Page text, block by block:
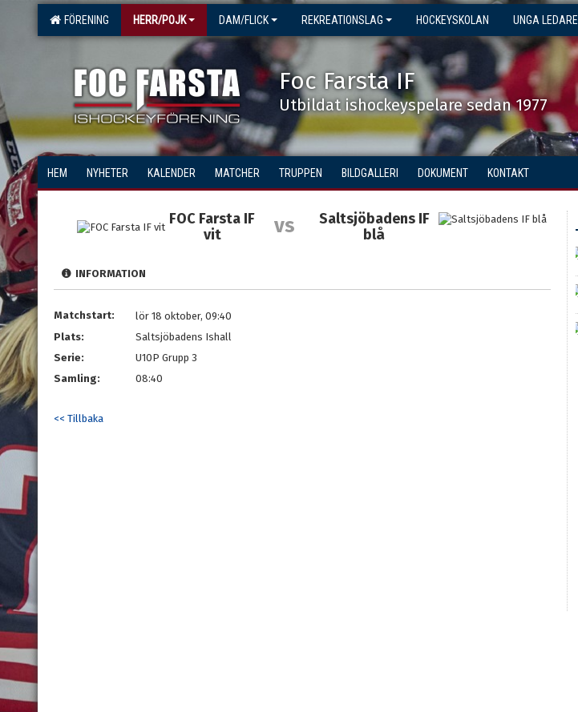
FÖRENING HERR/POJK DAM/FLICK REKREATIONSLAG HOCKEYSKOLAN UNGA LEDARE
Foc Farsta IF
Utbildat ishockeyspelare sedan 1977
HEM NYHETER KALENDER MATCHER TRUPPEN BILDGALLERI DOKUMENT KONTAKT
FOC Farsta IF
vit
vs
Saltsjöbadens IF
blå
INFORMATION
Matchstart:
lör 18 oktober, 09:40
Plats:
Saltsjöbadens Ishall
Serie:
U10P Grupp 3
Samling:
08:40
<< Tillbaka